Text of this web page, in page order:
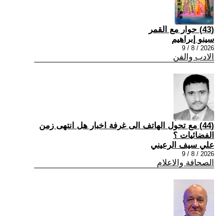
(43) حوار مع القمر
سينو إبراهيم
2026 / 8 / 9
الادب والفن
(44) مع تحول الهاتف الى غرفة اخبار هل انتهى زمن
الفضائيات ؟
علي سيف الرعيني
2026 / 8 / 9
الصحافة والاعلام